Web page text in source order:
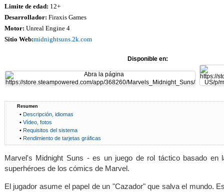
Limite de edad: 12+
Desarrollador: Firaxis Games
Motor: Unreal Engine 4
Sitio Web:midnightsuns.2k.com
Disponible en:
Resumen
• Descripción, idiomas
• Vídeo, fotos
• Requisitos del sistema
• Rendimiento de tarjetas gráficas
Marvel's Midnight Suns - es un juego de rol táctico basado en
superhéroes de los cómics de Marvel.
El jugador asume el papel de un "Cazador" que salva el mundo.